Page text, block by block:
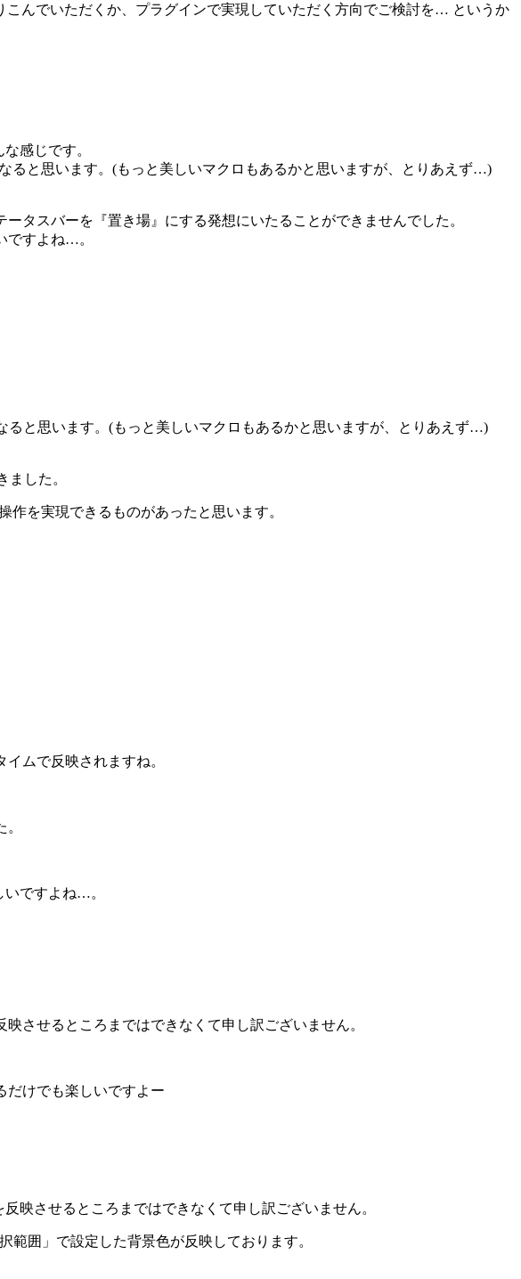
んでいただくか、プラグインで実現していただく方向でご検討を… というか
感じです。
ると思います。(もっと美しいマクロもあるかと思いますが、とりあえず…)
タスバーを『置き場』にする発想にいたることができませんでした。
ですよね…。
ると思います。(もっと美しいマクロもあるかと思いますが、とりあえず…)
した。
を実現できるものがあったと思います。
ムで反映されますね。
ですよね…。
させるところまではできなくて申し訳ございません。
だけでも楽しいですよー
映させるところまではできなくて申し訳ございません。
囲」で設定した背景色が反映しております。